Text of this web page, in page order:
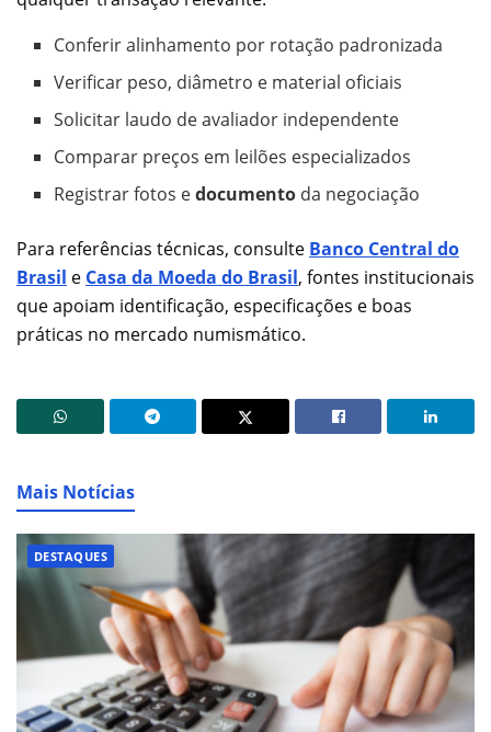
Conferir alinhamento por rotação padronizada
Verificar peso, diâmetro e material oficiais
Solicitar laudo de avaliador independente
Comparar preços em leilões especializados
Registrar fotos edocumento da negociação
Para referências técnicas, consulte Banco Central do
Brasil e Casa da Moeda do Brasil, fontes institucionais
que apoiam identificação, especificações e boas
práticas no mercado numismático.
Mais Notícias
DESTAQUES